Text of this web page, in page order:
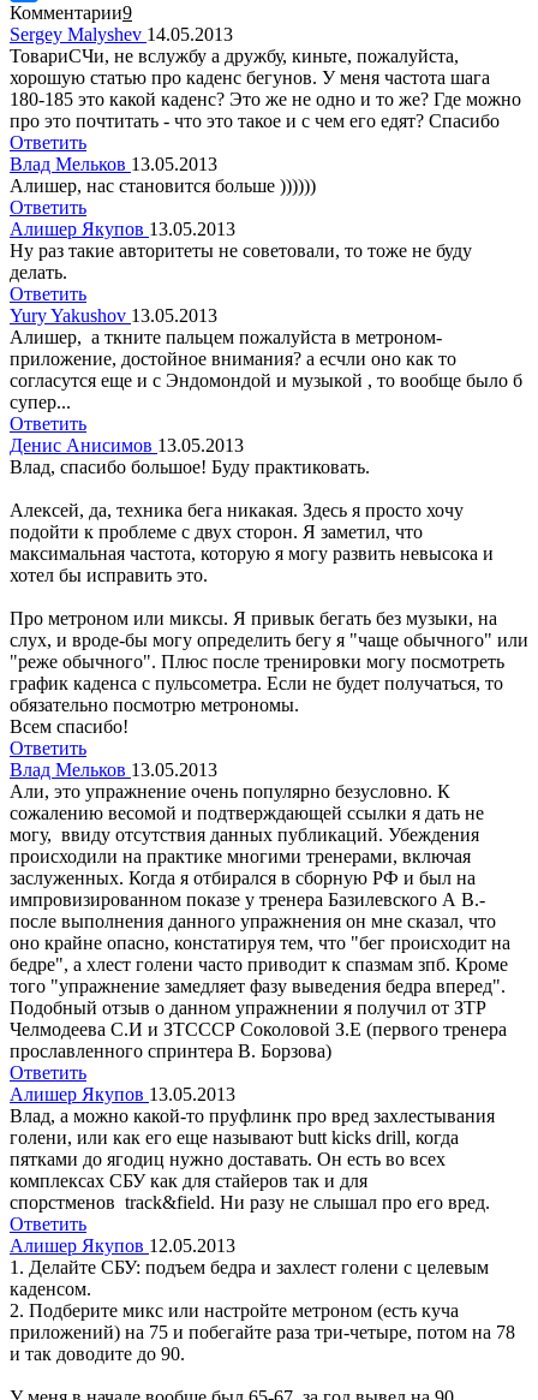
Комментарии9
Sergey Malyshev 14.05.2013
ТовариСЧи, не вслужбу а дружбу, киньте, пожалуйста,
хорошую статью про каденс бегунов. У меня частота шага
180-185 это какой каденс? Это же не одно и то же? Где можно
про это почтитать - что это такое и с чем его едят? Спасибо
Ответить
Влад Мельков 13.05.2013
Алишер, нас становится больше ))))))
Ответить
Алишер Якупов 13.05.2013
Ну раз такие авторитеты не советовали, то тоже не буду
делать.
Ответить
Yury Yakushov 13.05.2013
Алишер, а ткните пальцем пожалуйста в метроном-
приложение, достойное внимания? а есчли оно как то
согласутся еще и с Эндомондой и музыкой , то вообще было б
супер...
Ответить
Денис Анисимов 13.05.2013
Влад, спасибо большое! Буду практиковать.
Алексей, да, техника бега никакая. Здесь я просто хочу
подойти к проблеме с двух сторон. Я заметил, что
максимальная частота, которую я могу развить невысока и
хотел бы исправить это.
Про метроном или миксы. Я привык бегать без музыки, на
слух, и вроде-бы могу определить бегу я "чаще обычного" или
"реже обычного". Плюс после тренировки могу посмотреть
график каденса с пульсометра. Если не будет получаться, то
обязательно посмотрю метрономы.
Всем спасибо!
Ответить
Влад Мельков 13.05.2013
Али, это упражнение очень популярно безусловно. К
сожалению весомой и подтверждающей ссылки я дать не
могу, ввиду отсутствия данных публикаций. Убеждения
происходили на практике многими тренерами, включая
заслуженных. Когда я отбирался в сборную РФ и был на
импровизированном показе у тренера Базилевского А В.-
после выполнения данного упражнения он мне сказал, что
оно крайне опасно, констатируя тем, что "бег происходит на
бедре", а хлест голени часто приводит к спазмам зпб. Кроме
того "упражнение замедляет фазу выведения бедра вперед".
Подобный отзыв о данном упражнении я получил от ЗТР
Челмодеева С.И и ЗТСССР Соколовой З.Е (первого тренера
прославленного спринтера В. Борзова)
Ответить
Алишер Якупов 13.05.2013
Влад, а можно какой-то пруфлинк про вред захлестывания
голени, или как его еще называют butt kicks drill, когда
пятками до ягодиц нужно доставать. Он есть во всех
комплексах СБУ как для стайеров так и для
спорстменов track&field. Ни разу не слышал про его вред.
Ответить
Алишер Якупов 12.05.2013
1. Делайте СБУ: подъем бедра и захлест голени с целевым
каденсом.
2. Подберите микс или настройте метроном (есть куча
приложений) на 75 и побегайте раза три-четыре, потом на 78
и так доводите до 90.